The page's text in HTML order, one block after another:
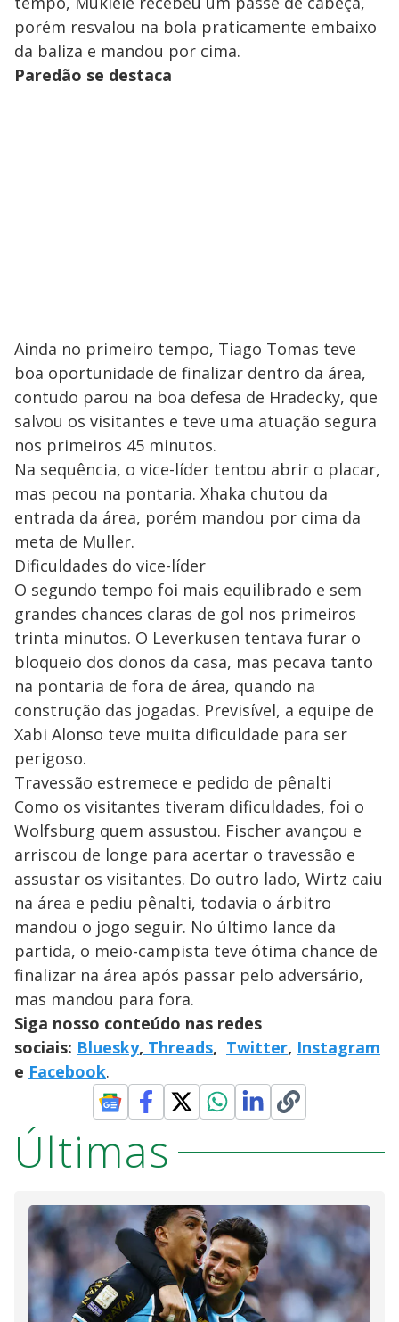
porém resvalou na bola praticamente embaixo
da baliza e mandou por cima.
Paredão se destaca
Ainda no primeiro tempo, Tiago Tomas teve
boa oportunidade de finalizar dentro da área,
contudo parou na boa defesa de Hradecky, que
salvou os visitantes e teve uma atuação segura
nos primeiros 45 minutos.
Na sequência, o vice-líder tentou abrir o placar,
mas pecou na pontaria. Xhaka chutou da
entrada da área, porém mandou por cima da
meta de Muller.
Dificuldades do vice-líder
O segundo tempo foi mais equilibrado e sem
grandes chances claras de gol nos primeiros
trinta minutos. O Leverkusen tentava furar o
bloqueio dos donos da casa, mas pecava tanto
na pontaria de fora de área, quando na
construção das jogadas. Previsível, a equipe de
Xabi Alonso teve muita dificuldade para ser
perigoso.
Travessão estremece e pedido de pênalti
Como os visitantes tiveram dificuldades, foi o
Wolfsburg quem assustou. Fischer avançou e
arriscou de longe para acertar o travessão e
assustar os visitantes. Do outro lado, Wirtz caiu
na área e pediu pênalti, todavia o árbitro
mandou o jogo seguir. No último lance da
partida, o meio-campista teve ótima chance de
finalizar na área após passar pelo adversário,
mas mandou para fora.
Siga nosso conteúdo nas redes
sociais: Bluesky, Threads, Twitter, Instagram
e Facebook.
Últimas